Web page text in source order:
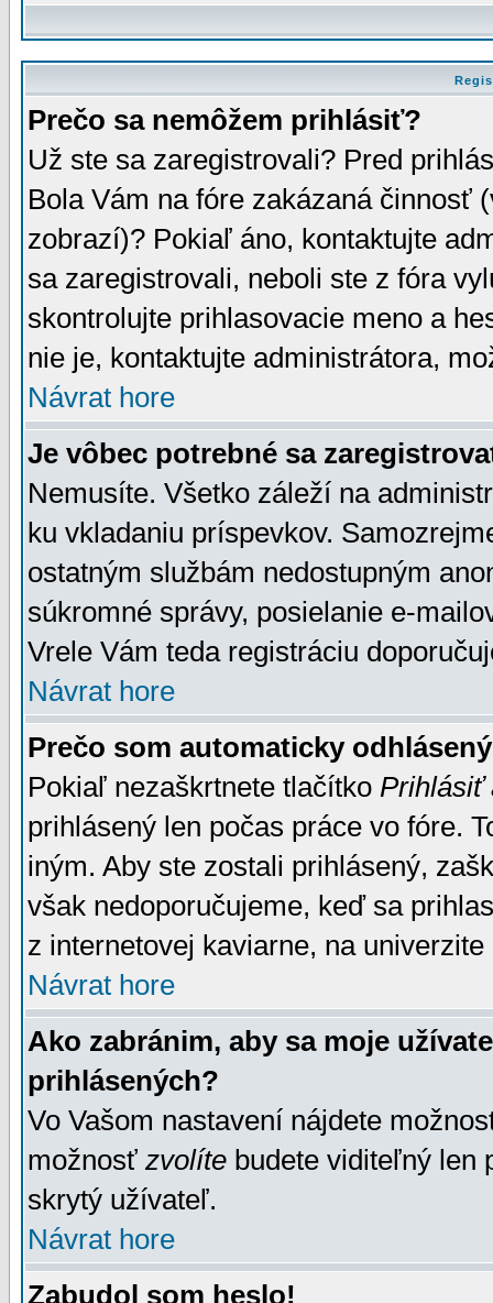
Prečo sa nemôžem prihlásiť?
Už ste sa zaregistrovali? Pred
Bola Vám na fóre zakázaná činnosť
zobrazí)? Pokiaľ áno, kontaktujte
sa zaregistrovali, neboli ste z fóra
skontrolujte prihlasovacie meno a
nie je, kontaktujte administrátora,
Návrat hore
Je vôbec potrebné sa
Nemusíte. Všetko záleží na
ku vkladaniu príspevkov.
ostatným službám nedostupným
súkromné správy, posielanie e-
Vrele Vám teda registráciu
Návrat hore
Prečo som automaticky
Pokiaľ nezaškrtnete tlačítko Prihlásiť
prihlásený len počas práce vo fóre.
iným. Aby ste zostali prihlásený,
však nedoporučujeme, keď sa
z internetovej kaviarne, na univerzite
Návrat hore
Ako zabránim, aby sa moje
prihlásených?
Vo Vašom nastavení nájdete
možnosť zvolíte budete viditeľný len
skrytý užívateľ.
Návrat hore
Zabudol som heslo!